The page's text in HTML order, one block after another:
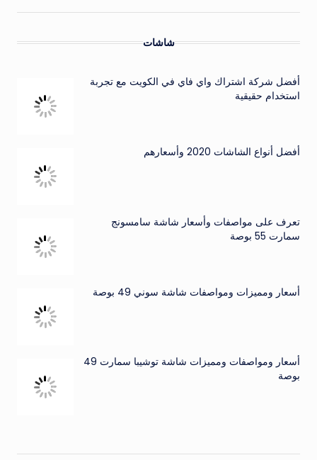
شاشات
أفضل شركة اشتراك واي فاي في الكويت مع تجربة
استخدام حقيقية
أفضل أنواع الشاشات 2020 وأسعارهم
تعرف على مواصفات وأسعار شاشة سامسونج
سمارت 55 بوصة
أسعار ومميزات ومواصفات شاشة سوني 49 بوصة
أسعار ومواصفات ومميزات شاشة توشيبا سمارت 49
بوصة